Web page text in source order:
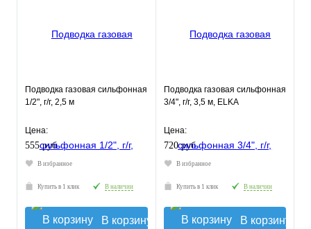
Подводка газовая сильфонная
1/2", г/г, 2,5 м
Цена:
555 руб.
В избранное
Купить в 1 клик В наличии
В корзину
Подводка газовая сильфонная
3/4", г/г, 3,5 м, ELKA
Цена:
720 руб.
В избранное
Купить в 1 клик В наличии
В корзину